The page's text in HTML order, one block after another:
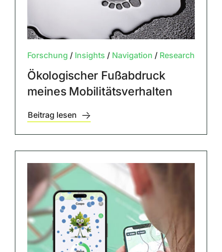
Forschung / Insights / Navigation / Research
Ökologischer Fußabdruck
meines Mobilitätsverhalten
Beitrag lesen